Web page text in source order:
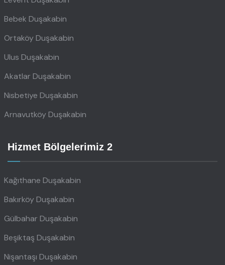
Bebek Duşakabin
Ortaköy Duşakabin
Ulus Duşakabin
Akatlar Duşakabin
Nisbetiye Duşakabin
Arnavutköy Duşakabin
Hizmet Bölgelerimiz 2
Kağıthane Duşakabin
Bakırköy Duşakabin
Gülbahar Duşakabin
Beşiktaş Duşakabin
Nişantaşı Duşakabin